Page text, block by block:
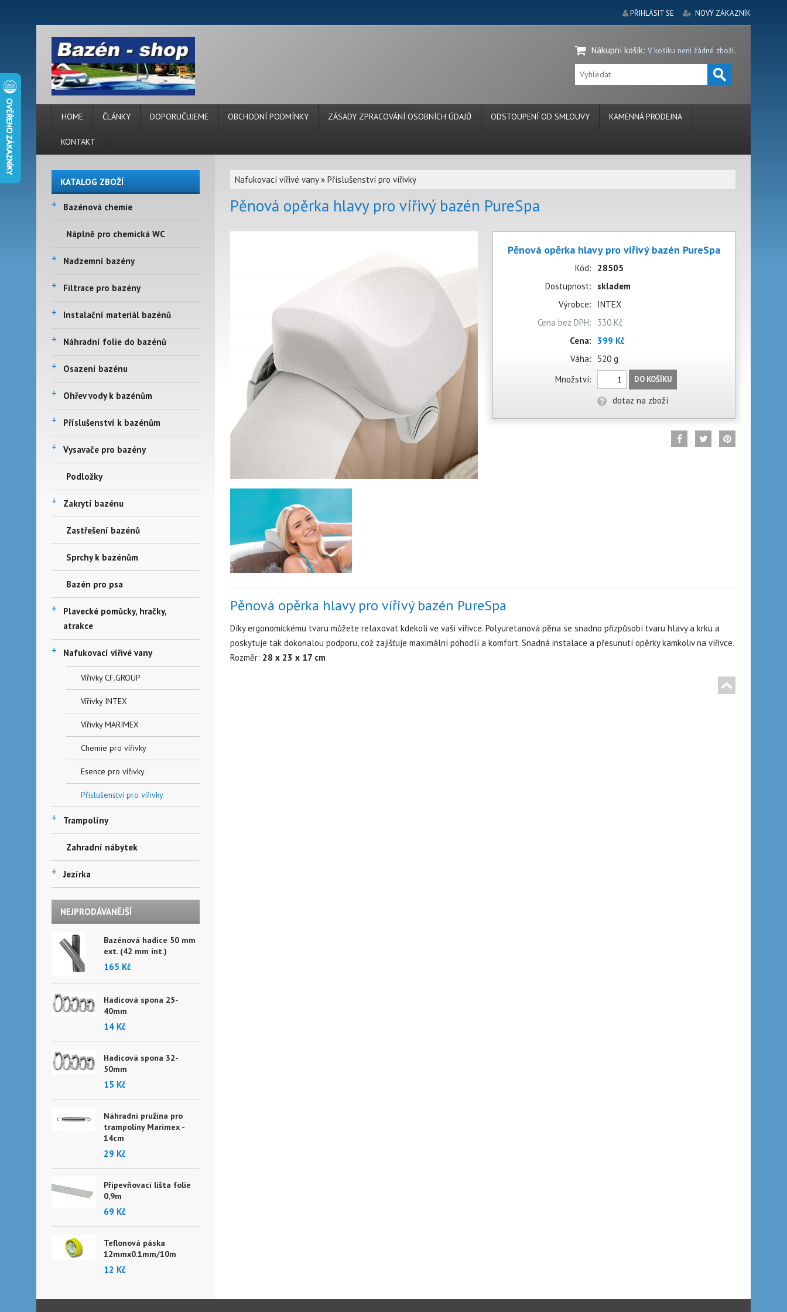
PŘIHLÁSIT SE NOVÝ ZÁKAZNÍK
Nákupní košík: V košíku není žádné zboží.
HOME ČLÁNKY DOPORUČUJEME OBCHODNÍ PODMÍNKY ZÁSADY ZPRACOVÁNÍ OSOBNÍCH ÚDAJŮ ODSTOUPENÍ OD SMLOUVY KAMENNÁ PRODEJNA
KONTAKT
KATALOG ZBOŽÍ
+ Bazénová chemie
Náplně pro chemická WC
+ Nadzemní bazény
+ Filtrace pro bazény
+ Instalační materiál bazénů
+ Náhradní folie do bazénů
+ Osazení bazénu
+ Ohřev vody k bazénům
+ Příslušenství k bazénům
+ Vysavače pro bazény
Podložky
+ Zakrytí bazénu
Zastřešení bazénů
Sprchy k bazénům
Bazén pro psa
+
Plavecké pomůcky, hračky,
atrakce
+ Nafukovací vířivé vany
Vířivky CF.GROUP
Vířivky INTEX
Vířivky MARIMEX
Chemie pro vířivky
Esence pro vířivky
Příslušenství pro vířivky
+ Trampolíny
Zahradní nábytek
+ Jezírka
NEJPRODÁVANĚJŠÍ
Bazénová hadice 50 mm
ext. (42 mm int.)
165 Kč
Hadicová spona 25-
40mm
14 Kč
Hadicová spona 32-
50mm
15 Kč
Náhradní pružina pro
trampolíny Marimex -
14cm
29 Kč
Připevňovací lišta folie
0,9m
69 Kč
Teflonová páska
12mmx0.1mm/10m
12 Kč
Nafukovací vířivé vany» Příslušenství pro vířivky
Pěnová opěrka hlavy pro vířivý bazén PureSpa
Pěnová opěrka hlavy pro vířivý bazén PureSpa
Kód:
28505
Dostupnost:
skladem
Výrobce:
INTEX
Cena bez DPH:
330 Kč
Cena:
399 Kč
Váha:
520 g
Množství:
DO KOŠÍKU
dotaz na zboží
Pěnová opěrka hlavy pro vířivý bazén PureSpa
Díky ergonomickému tvaru můžete relaxovat kdekoli ve vaší vířivce. Polyuretanová pěna se snadno přizpůsobí tvaru hlavy a krku a
poskytuje tak dokonalou podporu, což zajišťuje maximální pohodlí a komfort. Snadná instalace a přesunutí opěrky kamkoliv na vířivce.
Rozměr: 28 x 23 x 17 cm